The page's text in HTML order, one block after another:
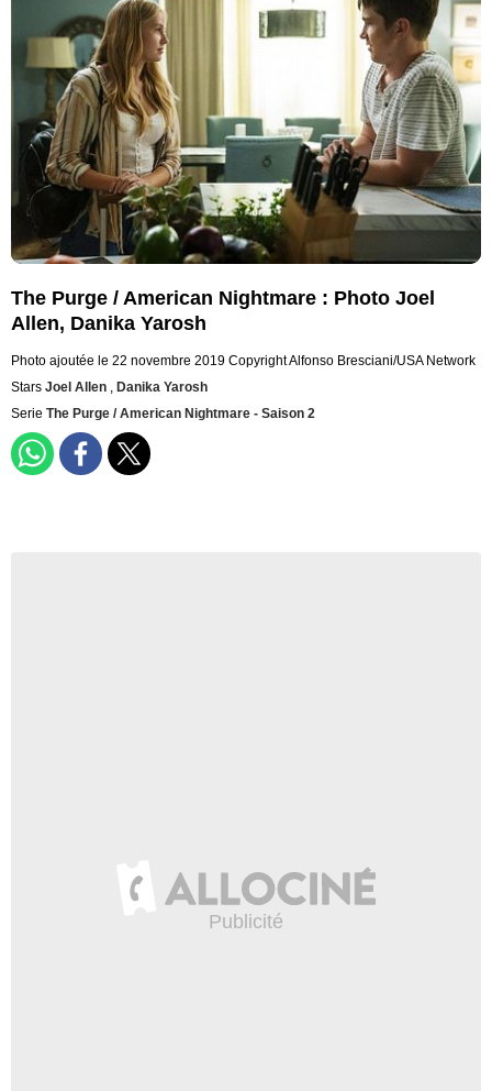
The Purge / American Nightmare : Photo Joel
Allen, Danika Yarosh
Photo ajoutée le 22 novembre 2019 Copyright Alfonso Bresciani/USA Network
Stars Joel Allen , Danika Yarosh
Serie The Purge / American Nightmare - Saison 2